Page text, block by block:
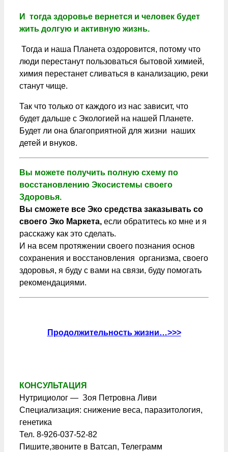
И тогда здоровье вернется и человек будет
жить долгую и активную жизнь.
Тогда и наша Планета оздоровится, потому что
люди перестанут пользоваться бытовой химией,
химия перестанет сливаться в канализацию, реки
станут чище.
Так что только от каждого из нас зависит, что
будет дальше с Экологией на нашей Планете.
Будет ли она благоприятной для жизни наших
детей и внуков.
Вы можете получить полную схему по
восстановлению Экосистемы своего
Здоровья.
Вы сможете все Эко средства заказывать со
своего Эко Маркета, если обратитесь ко мне и я
расскажу как это сделать.
И на всем протяжении своего познания основ
сохранения и восстановления организма, своего
здоровья, я буду с вами на связи, буду помогать
рекомендациями.
Продолжительность жизни…>>>
КОНСУЛЬТАЦИЯ
Нутрициолог — Зоя Петровна Ливи
Специализация: снижение веса, паразитология,
генетика
Тел. 8-926-037-52-82
Пишите,звоните в Ватсап, Телеграмм